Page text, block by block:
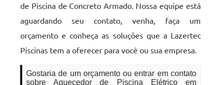
de Piscina de Concreto Armado. Nossa equipe está
aguardando seu contato, venha, faça um
orçamento e conheça as soluções que a Lazertec
Piscinas tem a oferecer para você ou sua empresa.
Gostaria de um orçamento ou entrar em contato
sobre Aquecedor de Piscina Elétrico em